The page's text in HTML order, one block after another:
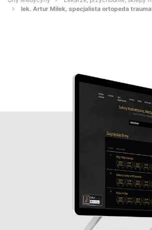
lek. Artur Miłek, specjalista ortopeda